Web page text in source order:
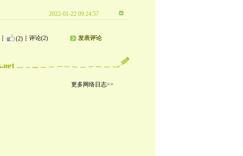
2022-01-22 09:24:57
(2) 评论(2) 发表评论
更多网络日志>>